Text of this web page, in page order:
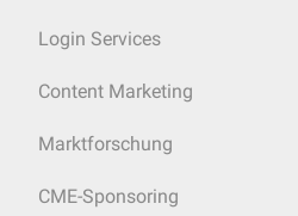
Login Services
Content Marketing
Marktforschung
CME-Sponsoring